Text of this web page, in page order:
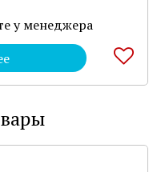
у менеджера